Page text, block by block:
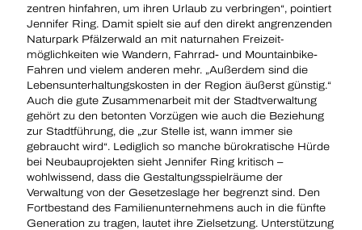
zentren hinfahren, um ihren Urlaub zu verbringen“, pointiert
Jennifer Ring. Damit spielt sie auf den direkt angrenzenden
Naturpark Pfälzerwald an mit naturnahen Freizeit­
möglichkeiten wie Wandern, Fahrrad- und Mountainbike-
Fahren und vielem anderen mehr. „Außerdem sind die
Lebensunterhaltungskosten in der Region äußerst günstig.“
Auch die gute Zusammenarbeit mit der Stadtverwaltung
gehört zu den betonten Vorzügen wie auch die Beziehung
zur Stadtführung, die „zur Stelle ist, wann immer sie
gebraucht wird“. Lediglich so manche bürokratische Hürde
bei Neubauprojekten sieht Jennifer Ring kritisch –
wohlwissend, dass die Gestaltungsspielräume der
Verwaltung von der Gesetzeslage her begrenzt sind. Den
Fortbestand des Familienunternehmens auch in die fünfte
Generation zu tragen, lautet ihre Zielsetzung. Unterstützung